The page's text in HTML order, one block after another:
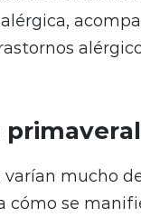
primaveral
mucho
cómo se